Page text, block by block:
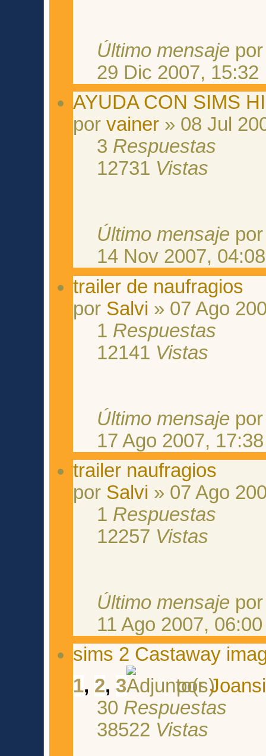
Último mensaje
29 Dic 2007, 15:32
AYUDA CON SIMS
porvainer » 08 Jul
3 Respuestas
12731 Vistas
Último mensaje
14 Nov 2007, 04:08
trailer de naufragios
por Salvi » 07 Ago
1 Respuestas
12141 Vistas
Último mensaje
17 Ago 2007, 17:38
trailer naufragios
por Salvi » 07 Ago
1 Respuestas
12257 Vistas
Último mensaje
11 Ago 2007, 06:00
sims 2 Castaway
1, 2, 3 por
30 Respuestas
38522 Vistas